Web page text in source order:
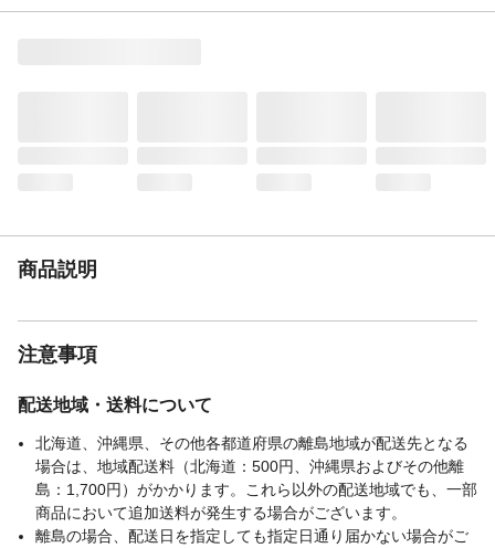
台下の収納に。 ・取り出しやすい引き出し
商品説明
注意事項
配送地域・送料について
北海道、沖縄県、その他各都道府県の離島地域が配送先となる
場合は、地域配送料（北海道：500円、沖縄県およびその他離
島：1,700円）がかかります。これら以外の配送地域でも、一部
商品において追加送料が発生する場合がございます。
離島の場合、配送日を指定しても指定日通り届かない場合がご